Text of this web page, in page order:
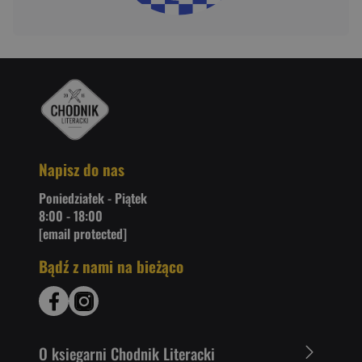
Napisz do nas
Poniedziałek - Piątek
8:00 - 18:00
[email protected]
Bądź z nami na bieżąco
O ksiegarni Chodnik Literacki